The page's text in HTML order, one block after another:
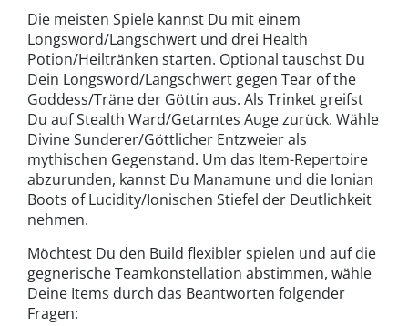
Die meisten Spiele kannst Du mit einem
Longsword/Langschwert und drei Health
Potion/Heiltränken starten. Optional tauschst Du
Dein Longsword/Langschwert gegen Tear of the
Goddess/Träne der Göttin aus. Als Trinket greifst
Du auf Stealth Ward/Getarntes Auge zurück. Wähle
Divine Sunderer/Göttlicher Entzweier als
mythischen Gegenstand. Um das Item-Repertoire
abzurunden, kannst Du Manamune und die Ionian
Boots of Lucidity/Ionischen Stiefel der Deutlichkeit
nehmen.
Möchtest Du den Build flexibler spielen und auf die
gegnerische Teamkonstellation abstimmen, wähle
Deine Items durch das Beantworten folgender
Fragen: